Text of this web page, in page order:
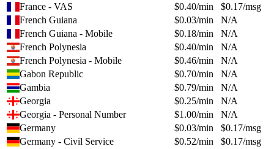
France - VAS $0.40/min $0.17/msg
French Guiana
$0.03/min
N/A
French Guiana - Mobile
$0.18/min
N/A
French Polynesia
$0.40/min
N/A
French Polynesia - Mobile
$0.46/min
N/A
Gabon Republic
$0.70/min
N/A
Gambia
$0.79/min
N/A
Georgia
$0.25/min
N/A
Georgia - Personal Number
$1.00/min
N/A
Germany
$0.03/min $0.17/msg
Germany - Civil Service
$0.52/min $0.17/msg